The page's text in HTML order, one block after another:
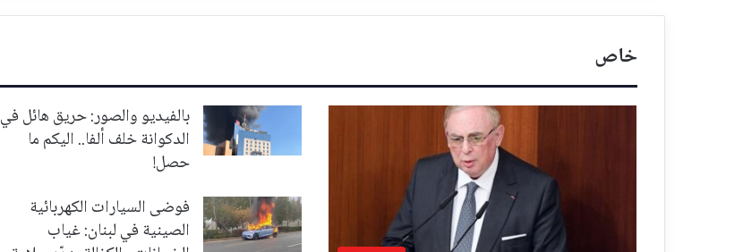
خاص
بالفيديو والصور: حريق هائل في
الدكوانة خلف ألفا.. اليكم ما
حصل!
فوضى السيارات الكهربائية
الصينية في لبنان: غياب